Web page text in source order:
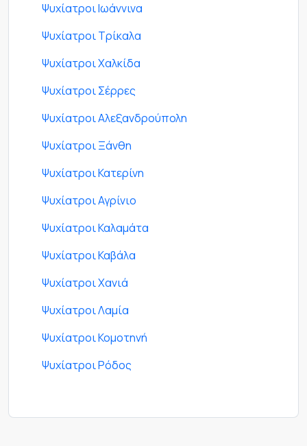
Ψυχίατροι Ιωάννινα
Ψυχίατροι Τρίκαλα
Ψυχίατροι Χαλκίδα
Ψυχίατροι Σέρρες
Ψυχίατροι Αλεξανδρούπολη
Ψυχίατροι Ξάνθη
Ψυχίατροι Κατερίνη
Ψυχίατροι Αγρίνιο
Ψυχίατροι Καλαμάτα
Ψυχίατροι Καβάλα
Ψυχίατροι Χανιά
Ψυχίατροι Λαμία
Ψυχίατροι Κομοτηνή
Ψυχίατροι Ρόδος